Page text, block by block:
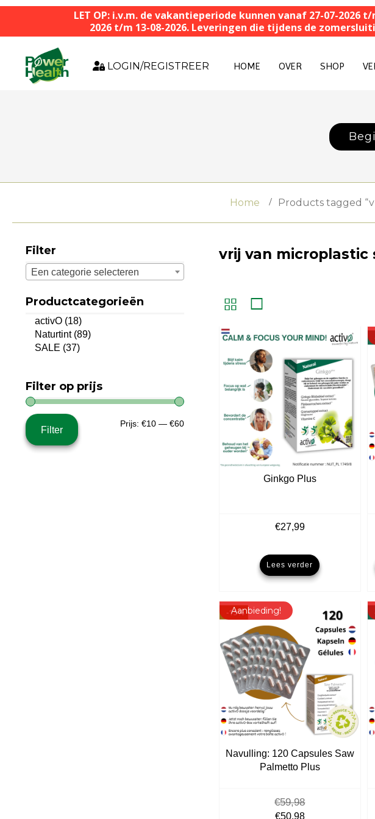
LET OP: i.v.m. de vakantieperiode kunnen vanaf 27-07-
2026 t/m 13-08-2026. Leveringen die tijdens de
LOGIN/REGISTREER HOME OVER SHOP
Home Products tagged
Filter
Een categorie selecteren
Productcategorieën
activO (18)
Naturtint (89)
SALE (37)
Filter op prijs
Min.
Max.
Filter
Prijs: €10— €60
vrij van microplastic
Ginkgo Plus
€27,99
Lees verder
Navulling: 120 Capsules Saw
Palmetto Plus
€59,98
Oorspronkelijke
€50,98Huidige
Aanbieding!